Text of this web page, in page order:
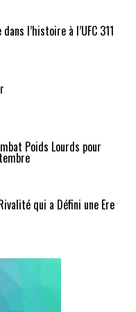
l’histoire à l’UFC 311
Poids Lourds pour
qui a Défini une Ère